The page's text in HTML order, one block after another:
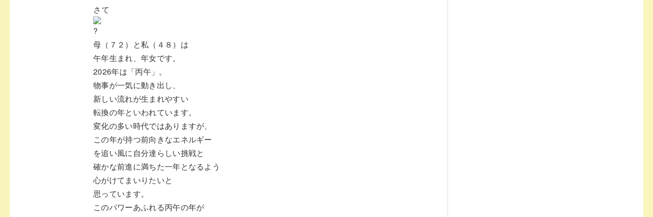
⁡さて
母（７２）と私（４８）は
午年生まれ、年女です。
2026年は「丙午」。
物事が一気に動き出し、
新しい流れが生まれやすい
転換の年といわれています。
変化の多い時代ではありますが、
この年が持つ前向きなエネルギー
を追い風に自分達らしい挑戦と
確かな前進に満ちた一年となるよう
心がけてまいりたいと
思っています。
このパワーあふれる丙午の年が